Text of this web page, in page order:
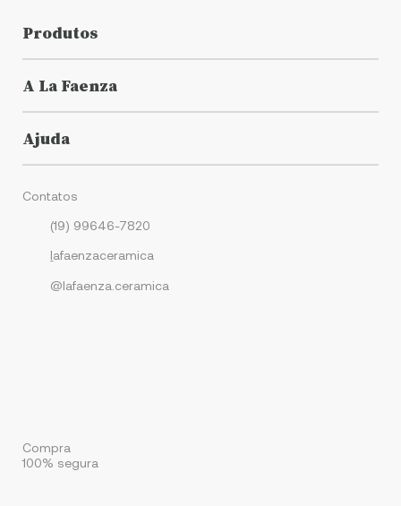
Produtos
A La Faenza
Ajuda
Compra
100% segura
lafaenzaceramica
@lafaenza.ceramica
(19) 99646-7820
Contatos